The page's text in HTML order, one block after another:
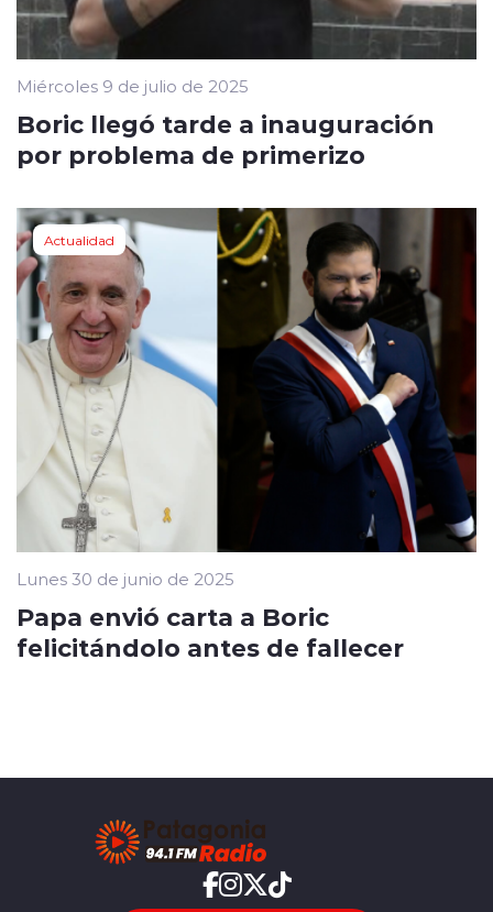
Miércoles 9 de julio de 2025
Boric llegó tarde a inauguración
por problema de primerizo
Actualidad
Lunes 30 de junio de 2025
Papa envió carta a Boric
felicitándolo antes de fallecer